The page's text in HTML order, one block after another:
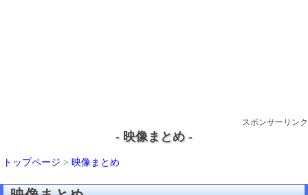
スポンサーリンク
- 映像まとめ -
トップページ > 映像まとめ